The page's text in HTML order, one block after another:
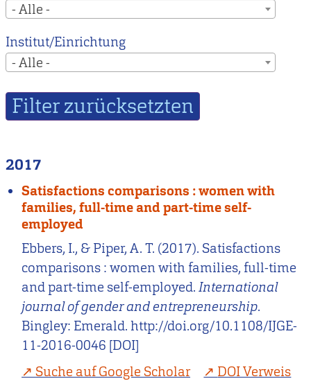
- Alle -
Institut/Einrichtung
- Alle -
2017
Satisfactions comparisons : women with
families, full-time and part-time self-
employed
Ebbers, I., & Piper, A. T. (2017). Satisfactions
comparisons : women with families, full-time
and part-time self-employed.International
journal of gender and entrepreneurship.
Bingley: Emerald. http://doi.org/10.1108/IJGE-
11-2016-0046 [DOI]
Suche auf Google Scholar
DOI Verweis